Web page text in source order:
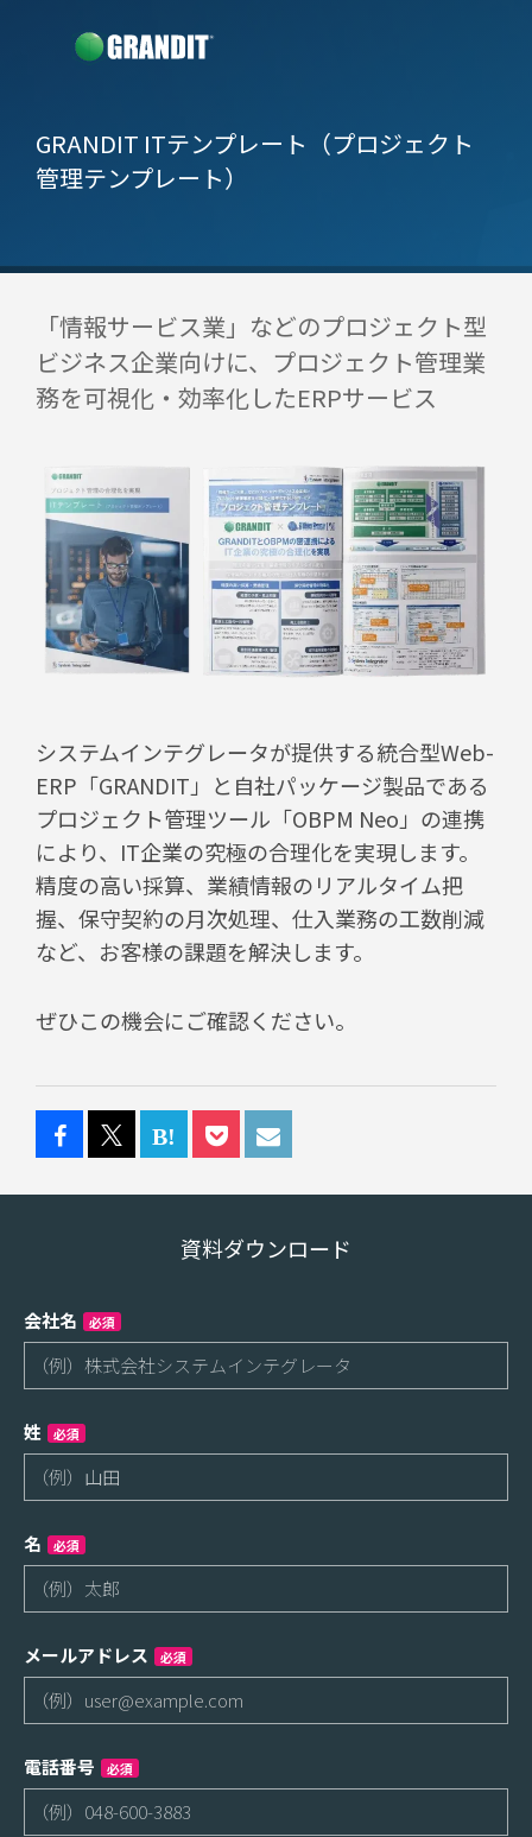
GRANDIT ITテンプレート （プロジェクト
管理テンプレート）
「情報サービス業」などのプロジェクト型
ビジネス企業向けに、プロジェクト管理業
務を可視化・効率化したERPサービス
システムインテグレータが提供する統合型Web-
ERP「GRANDIT」と自社パッケージ製品である
プロジェクト管理ツール「OBPM Neo」の連携
により、IT企業の究極の合理化を実現します。
精度の高い採算、業績情報のリアルタイム把
握、保守契約の月次処理、仕入業務の工数削減
など、お客様の課題を解決します。
ぜひこの機会にご確認ください。
資料ダウンロード
会社名 必須
姓 必須
名 必須
メールアドレス 必須
電話番号 必須